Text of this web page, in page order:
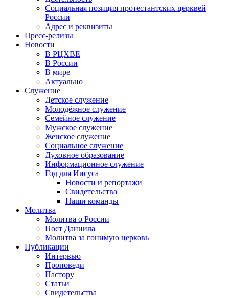
Социальная позиция протестантских церквей
России
Адрес и реквизиты
Пресс-релизы
Новости
В РЦХВЕ
В России
В мире
Актуально
Служение
Детское служение
Молодёжное служение
Семейное служение
Мужское служение
Женское служение
Социальное служение
Духовное образование
Информационное служение
Год для Иисуса
Новости и репортажи
Свидетельства
Наши команды
Молитва
Молитва о России
Пост Даниила
Молитва за гонимую церковь
Публикации
Интервью
Проповеди
Пастору
Статьи
Свидетельства